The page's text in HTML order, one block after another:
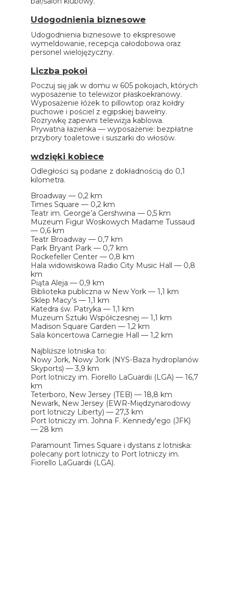
Udogodnienia biznesowe
Udogodnienia biznesowe to ekspresowe
wymeldowanie, recepcja całodobowa oraz
personel wielojęzyczny.
Liczba pokoi
Poczuj się jak w domu w 605 pokojach, których
wyposażenie to telewizor płaskoekranowy.
Wyposażenie łóżek to pillowtop oraz kołdry
puchowe i pościel z egipskiej bawełny.
Rozrywkę zapewni telewizja kablowa.
Prywatna łazienka — wyposażenie: bezpłatne
przybory toaletowe i suszarki do włosów.
wdzięki kobiece
Odległości są podane z dokładnością do 0,1
kilometra.
Broadway — 0,2 km
Times Square — 0,2 km
Teatr im. George’a Gershwina — 0,5 km
Muzeum Figur Woskowych Madame Tussaud
— 0,6 km
Teatr Broadway — 0,7 km
Park Bryant Park — 0,7 km
Rockefeller Center — 0,8 km
Hala widowiskowa Radio City Music Hall — 0,8
km
Piąta Aleja — 0,9 km
Biblioteka publiczna w New York — 1,1 km
Sklep Macy's — 1,1 km
Katedra św. Patryka — 1,1 km
Muzeum Sztuki Współczesnej — 1,1 km
Madison Square Garden — 1,2 km
Sala koncertowa Carnegie Hall — 1,2 km
Najbliższe lotniska to:
Nowy Jork, Nowy Jork (NYS-Baza hydroplanów
Skyports) — 3,9 km
Port lotniczy im. Fiorello LaGuardii (LGA) — 16,7
km
Teterboro, New Jersey (TEB) — 18,8 km
Newark, New Jersey (EWR-Międzynarodowy
port lotniczy Liberty) — 27,3 km
Port lotniczy im. Johna F. Kennedy'ego (JFK)
— 28 km
Paramount Times Square i dystans z lotniska:
polecany port lotniczy to Port lotniczy im.
Fiorello LaGuardii (LGA).